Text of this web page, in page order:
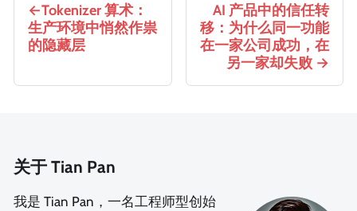
Tokenizer 算术：
生产环境中悄然作祟
的隐藏层
AI 产品中的信任转
移：为什么同一功能
在一家公司成功，在
另一家却失败
关于 Tian Pan
我是 Tian Pan，一名工程师型创始